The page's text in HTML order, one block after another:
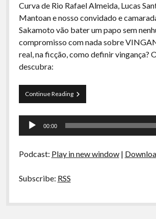
Arquivo CDR
Papo Tranqueira
A Ripa É a Lei
Especiais
Preliminares
Curva de Rio Rafael Almeida, Lucas
Mantoan e nosso convidado e
Sakamoto vão bater um papo sem
compromisso com nada sobre
real, na ficção, como definir vingança?
descubra:
Continue ReadingCurva
de
–
Tocador
00:00
Podcast: Play in new window|
Subscribe: RSS